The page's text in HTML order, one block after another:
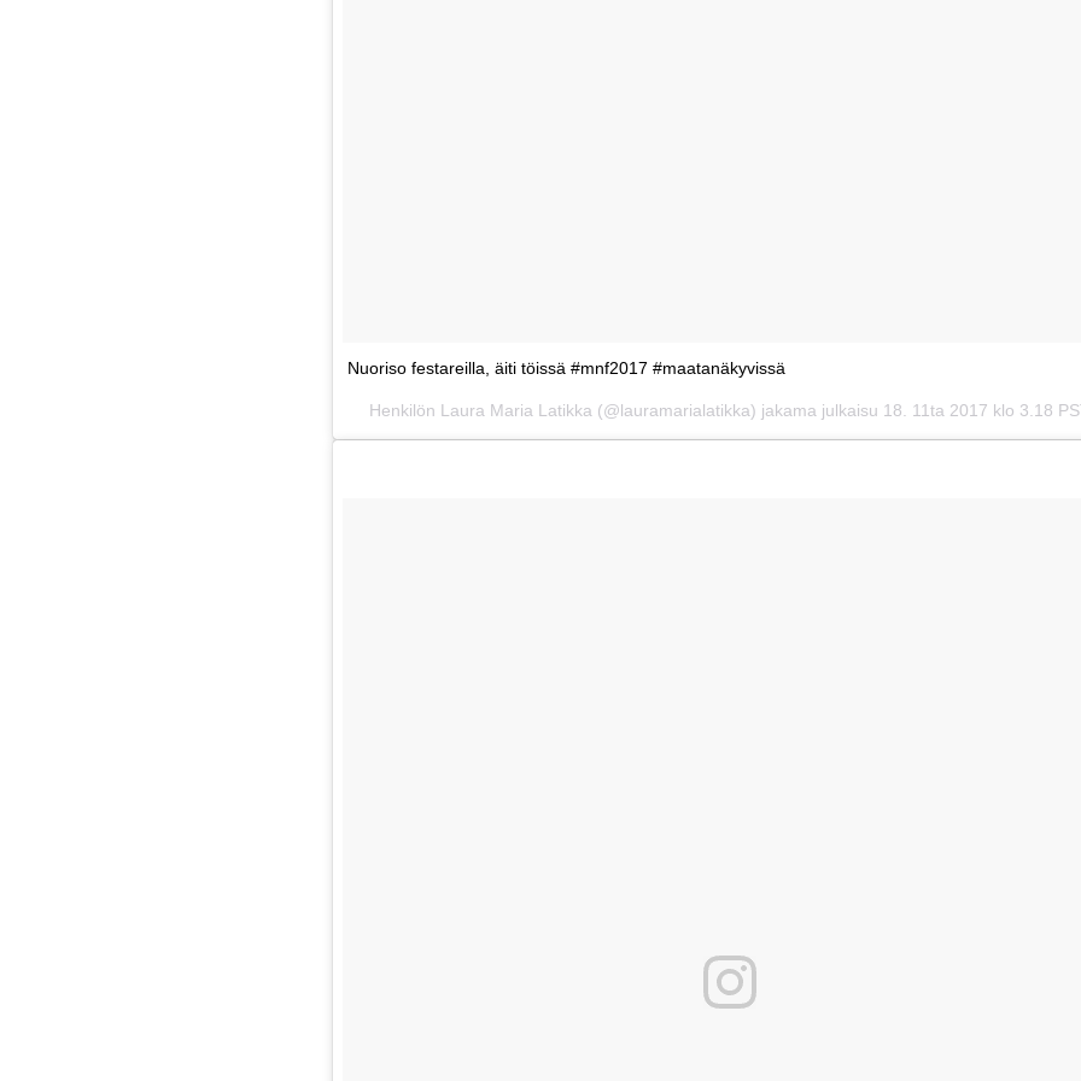
Nuoriso festareilla, äiti töissä #mnf2017 #maatanäkyvissä
Henkilön Laura Maria Latikka (@lauramarialatikka) jakama julkaisu 18. 11ta 2017 klo 3.18